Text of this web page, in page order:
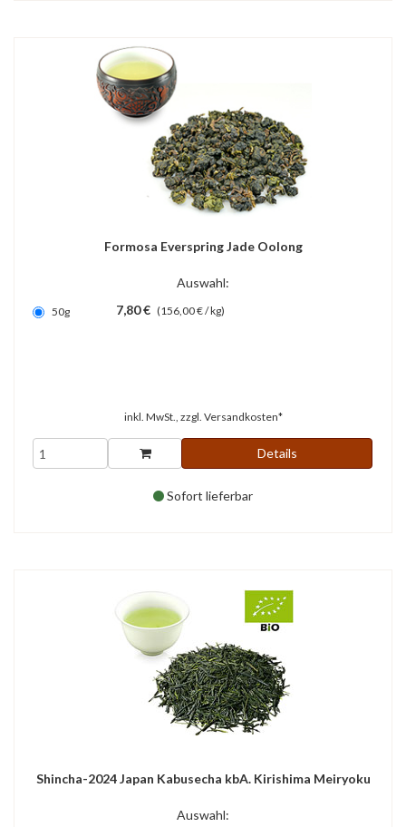
Formosa Everspring Jade Oolong
Auswahl:
50g 7,80 € (156,00 € / kg)
inkl. MwSt., zzgl. Versandkosten*
Details
Sofort lieferbar
Shincha-2024 Japan Kabusecha kbA. Kirishima Meiryoku
Auswahl: